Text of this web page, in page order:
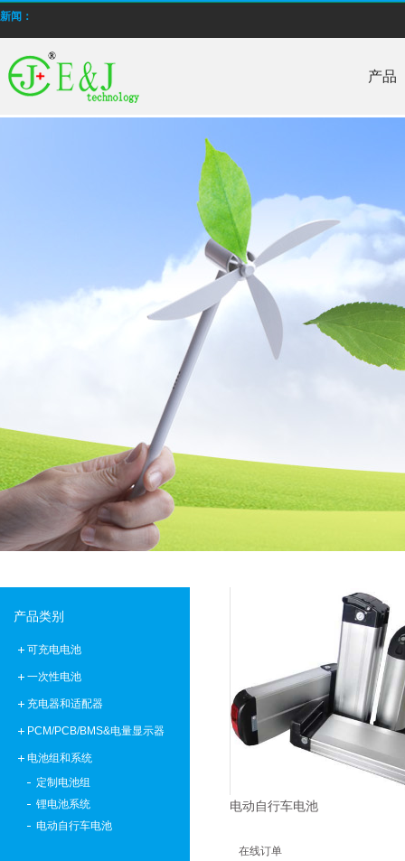
新闻：
E＆J 锂聚合物电池电池，型号为EJ606090，4000mAh通过PSE认证
E＆J 12V磷酸铁锂锂离子电池-替换铅酸电池
E＆J生产的快速充电锂电池，支持2-10C充电电流
E&J购买江西省建设新能源产业园
2014年12月我国电池行业出口额同比增长16.67%
采用燃料电池改善续航 苹果新专利获批
E＆J 锂聚合物电池电池，型号为EJ606090，4000mAh通过PSE认证
批量生产低温-40°C锂离子聚合物电池
E＆J 12V磷酸铁锂锂离子电池-替换铅酸电池
E＆J生产的快速充电锂电池，支持2-10C充电电流
E&J购买江西省建设新能源产业园
产品
产品类别
可充电电池
一次性电池
充电器和适配器
PCM/PCB/BMS&电量显示器
电池组和系统
定制电池组
锂电池系统
电动自行车电池
电动自行车电池
在线订单